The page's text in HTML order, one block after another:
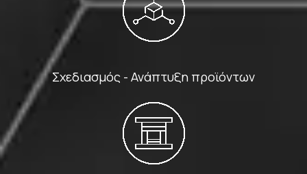
Σχεδιασμός - Ανάπτυξη προϊόντων